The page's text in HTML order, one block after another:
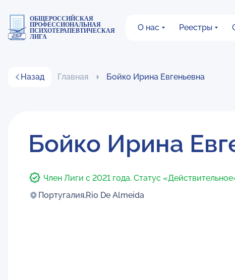
ОБЩЕРОССИЙСКАЯ
ПРОФЕССИОНАЛЬНАЯ
ПСИХОТЕРАПЕВТИЧЕСКАЯ
ЛИГА
О нас Реестры
Назад Главная Бойко Ирина Евгеньевна
Бойко Ирина
Член Лиги с 2021 года. Статус
Португалия,Rio De Almeida